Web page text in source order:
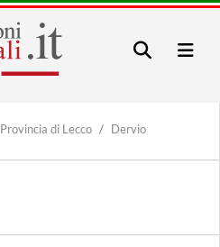
Provincia di Lecco
Dervio